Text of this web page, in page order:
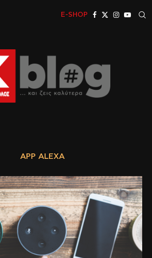
E-SHOP
APP ALEXA